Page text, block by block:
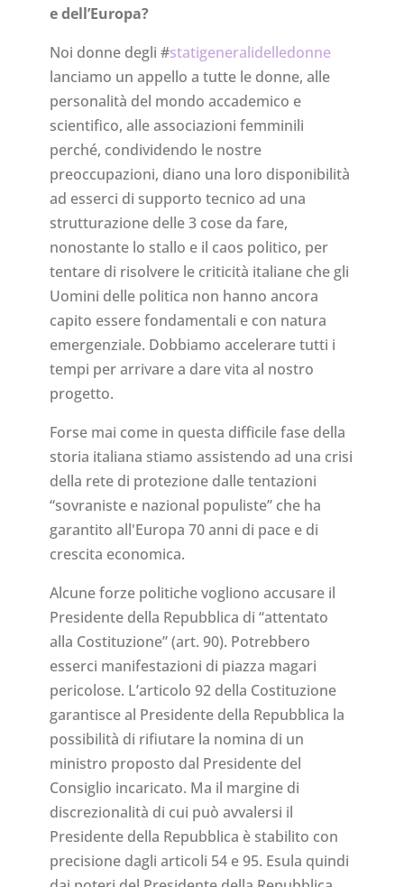
e dell’Europa?
Noi donne degli #statigeneralidelledonne
lanciamo un appello a tutte le donne, alle
personalità del mondo accademico e
scientifico, alle associazioni femminili
perché, condividendo le nostre
preoccupazioni, diano una loro disponibilità
ad esserci di supporto tecnico ad una
strutturazione delle 3 cose da fare,
nonostante lo stallo e il caos politico, per
tentare di risolvere le criticità italiane che gli
Uomini delle politica non hanno ancora
capito essere fondamentali e con natura
emergenziale. Dobbiamo accelerare tutti i
tempi per arrivare a dare vita al nostro
progetto.
Forse mai come in questa difficile fase della
storia italiana stiamo assistendo ad una crisi
della rete di protezione dalle tentazioni
“sovraniste e nazional populiste” che ha
garantito all'Europa 70 anni di pace e di
crescita economica.
Alcune forze politiche vogliono accusare il
Presidente della Repubblica di “attentato
alla Costituzione” (art. 90). Potrebbero
esserci manifestazioni di piazza magari
pericolose. L’articolo 92 della Costituzione
garantisce al Presidente della Repubblica la
possibilità di rifiutare la nomina di un
ministro proposto dal Presidente del
Consiglio incaricato. Ma il margine di
discrezionalità di cui può avvalersi il
Presidente della Repubblica è stabilito con
precisione dagli articoli 54 e 95. Esula quindi